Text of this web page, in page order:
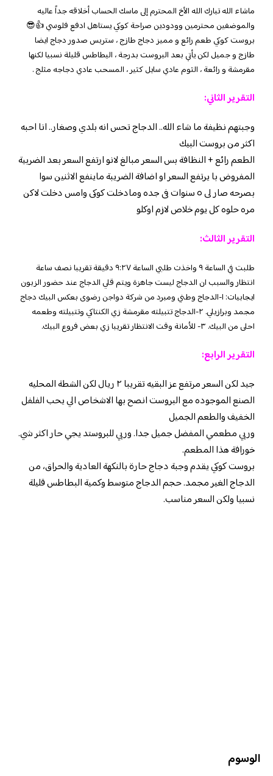
ماشاء الله تبارك الله الأخ المحترم إلى ماسك الحساب أخلاقه جداً عاليه
والموضفين محترمين وودودين صراحة كوكي يستاهل ادفع فلوسي 👍😎
بروست كوكي طعم رائع و مميز دجاج طازج ، ستربس صدور دجاج ايضا
طازج و جميل لكن يأتي بعد البروست بدرجة ، اليطاطس قليلة نسبيا لكنها
مقرمشة و رائعة ، الثوم عادي سايل كثير ، المسحب عادي دجاجه مثلج .
التقرير الثاني:
وجبتهم نظيفة ما شاء الله.. الدجاج تحس انه بلدي وصغار.. انا احبه
اكثر من بروست البيك
الطعم رائع + النظافة بس السعر مبالغ لانو ارتفع السعر بعد الضربية
المفروض با يرتفع السعر او اضافة الضريبة ماينفع الاثنين سوا
بصرحه صار لى ٥ سنوات فى جده ومادخلت كوكى وامس دخلت لاكن
مره حلوه كل يوم خلاص لازم اوكلو
التقرير الثالث:
طلبت في الساعة ٩ واخذت طلبي الساعة ٩:٢٧ دقيقة تقريبا نصف ساعة
انتظار والسبب ان الدجاج ليست جاهزة ويتم قلي الدجاج عند حضور الزبون
ايجابيات: ١-الدجاج وطني ومبرد من شركة دواجن رضوى بعكس البيك دجاج
مجمد وبرازيلي. ٢-الدجاج تتبيلته مقرمشة زي الكنتاكي وتتبيلته وطعمه
احلى من البيك. ٣- للأمانة وقت الانتظار تقريبا زي بعض فروع البيك.
التقرير الرابع:
جيد لكن السعر مرتفع عز البقيه تقريبا ٢ ريال لكن الشطة المحليه
الصنع الموجوده مع البروست انصح بها الاشخاص الي يحب الفلفل
الخفيف والطعم الجميل
وربي مطعمي المفضل جميل جدا. وربي للبروستد يجي حار اكثر شي.
خورافة هذا المطعم.
بروست كوكي يقدم وجبة دجاج حارة بالنكهة العادية والحراق، من
الدجاج الغير مجمد. حجم الدجاج متوسط وكمية البطاطس قليلة
نسبيا ولكن السعر مناسب.
الوسوم